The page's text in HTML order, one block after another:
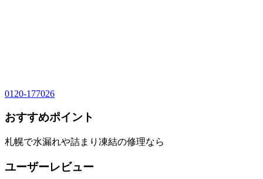
0120-177026
おすすめポイント
札幌で水漏れや詰まり凍結の修理なら
ユーザーレビュー